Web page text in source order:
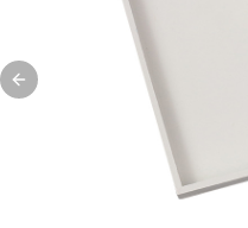
Previous slide